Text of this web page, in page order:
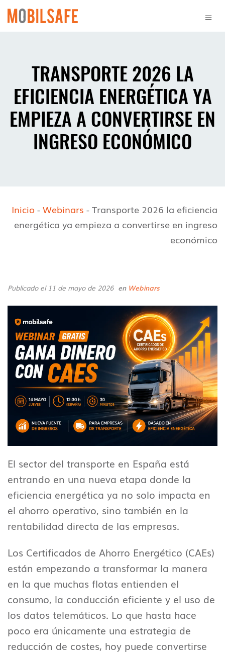
TRANSPORTE 2026 LA
EFICIENCIA ENERGÉTICA YA
EMPIEZA A CONVERTIRSE EN
INGRESO ECONÓMICO
Inicio-Webinars -Transporte 2026 la eficiencia
energética ya empieza a convertirse en ingreso
económico
Publicado el 11 de mayo de 2026 en Webinars
El sector del transporte en España está
entrando en una nueva etapa donde la
eficiencia energética ya no solo impacta en
el ahorro operativo, sino también en la
rentabilidad directa de las empresas.
Los Certificados de Ahorro Energético (CAEs)
están empezando a transformar la manera
en la que muchas flotas entienden el
consumo, la conducción eficiente y el uso de
los datos telemáticos. Lo que hasta hace
poco era únicamente una estrategia de
reducción de costes, hoy puede convertirse